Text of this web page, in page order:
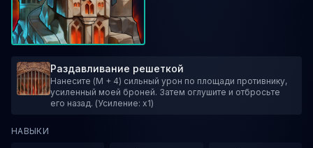
Раздавливание решеткой
Нанесите (M + 4) сильный урон по площади противнику,
усиленный моей броней. Затем оглушите и отбросьте
его назад. (Усиление: x1)
НАВЫКИ